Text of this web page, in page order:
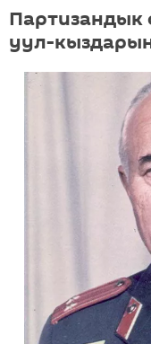
Партизандык
уул-